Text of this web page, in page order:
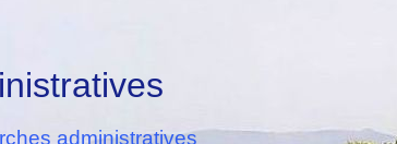
administratives